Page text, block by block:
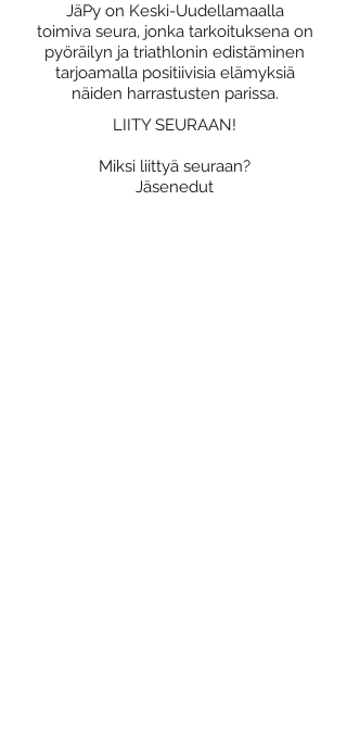
JäPy on Keski-Uudellamaalla
toimiva seura, jonka tarkoituksena on
pyöräilyn ja triathlonin edistäminen
tarjoamalla positiivisia elämyksiä
näiden harrastusten parissa.
LIITY SEURAAN!
Miksi liittyä seuraan?
Jäsenedut